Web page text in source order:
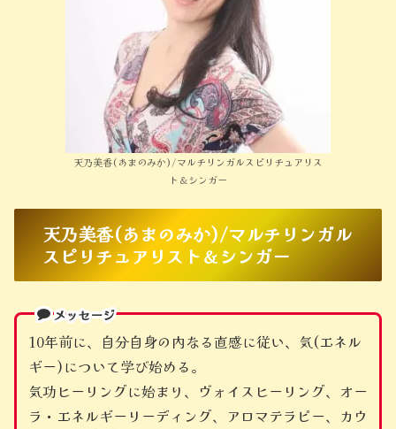
天乃美香(あまのみか)/マルチリンガルスピリチュアリス
ト＆シンガー
天乃美香(あまのみか)/マルチリンガル
スピリチュアリスト＆シンガー
メッセージ
10年前に、自分自身の内なる直感に従い、気(エネル
ギー)について学び始める。
気功ヒーリングに始まり、ヴォイスヒーリング、オー
ラ・エネルギーリーディング、アロマテラピー、カウ